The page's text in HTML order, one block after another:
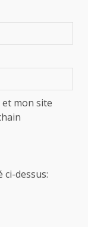
mon site
ci-dessus: